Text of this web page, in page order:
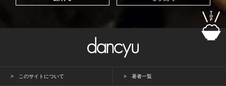
このサイトについて 著者一覧